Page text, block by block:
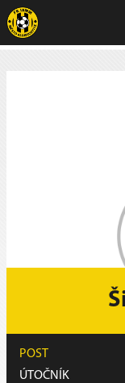
POST
ÚTOČNÍK